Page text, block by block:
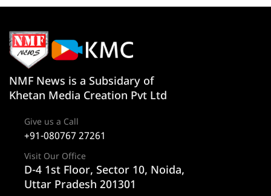
NMF News is a Subsidary of
Khetan Media Creation Pvt Ltd
Give us a Call
+91-080767 27261
Visit Our Office
D-4 1st Floor, Sector 10, Noida,
Uttar Pradesh 201301